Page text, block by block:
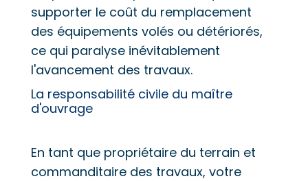
supporter le coût du remplacement
des équipements volés ou détériorés,
ce qui paralyse inévitablement
l'avancement des travaux.
La responsabilité civile du maître
d'ouvrage
En tant que propriétaire du terrain et
commanditaire des travaux, votre